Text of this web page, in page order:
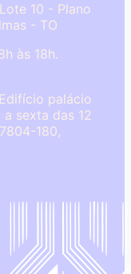
10 - Plano
- TO
às 18h.
palácio
a sexta das 12
180,